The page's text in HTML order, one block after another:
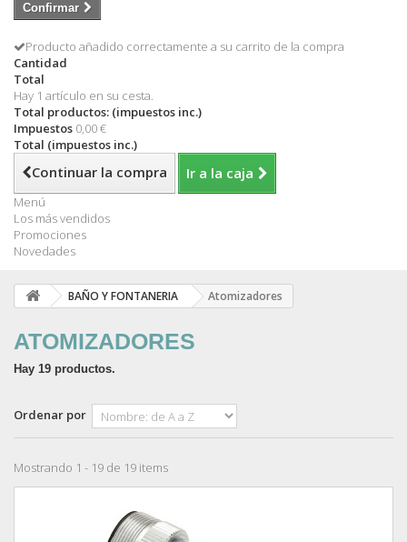
Confirmar
Producto añadido correctamente a su carrito de la compra
Cantidad
Total
Hay 1 artículo en su cesta.
Total productos: (impuestos inc.)
Impuestos 0,00 €
Total (impuestos inc.)
Continuar la compra Ir a la caja
Menú
Los más vendidos
Promociones
Novedades
BAÑO Y FONTANERIA Atomizadores
ATOMIZADORES
Hay 19 productos.
Ordenar por
Mostrando 1 - 19 de 19 items